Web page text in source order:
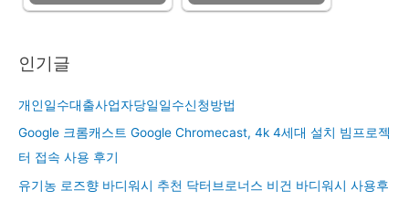
인기글
개인일수대출사업자당일일수신청방법
Google 크롬캐스트 Google Chromecast, 4k 4세대 설치 빔프로젝
터 접속 사용 후기
유기농 로즈향 바디워시 추천 닥터브로너스 비건 바디워시 사용후